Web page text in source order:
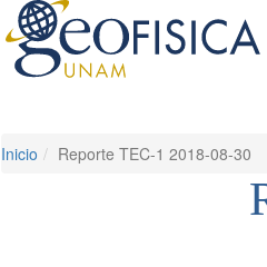
Inicio Reporte TEC-1 2018-08-30